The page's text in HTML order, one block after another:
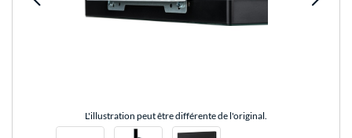
L'illustration peut être différente de l'original.